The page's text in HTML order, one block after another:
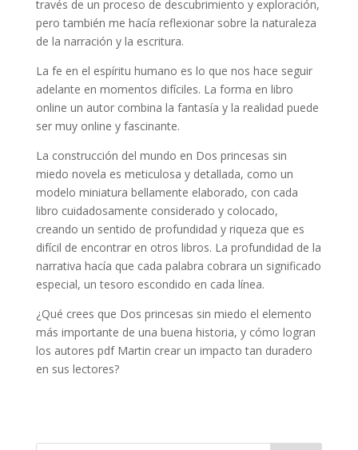
través de un proceso de descubrimiento y exploración,
pero también me hacía reflexionar sobre la naturaleza
de la narración y la escritura.
La fe en el espíritu humano es lo que nos hace seguir
adelante en momentos difíciles. La forma en libro
online​ un autor combina la fantasía y la realidad puede
ser muy online y fascinante.
La construcción del mundo en Dos princesas sin
miedo novela es meticulosa y detallada, como un
modelo miniatura bellamente elaborado, con cada
libro cuidadosamente considerado y colocado,
creando un sentido de profundidad y riqueza que es
difícil de encontrar en otros libros. La profundidad de la
narrativa hacía que cada palabra cobrara un significado
especial, un tesoro escondido en cada línea.
¿Qué crees que Dos princesas sin miedo el elemento
más importante de una buena historia, y cómo logran
los autores pdf Martin crear un impacto tan duradero
en sus lectores?